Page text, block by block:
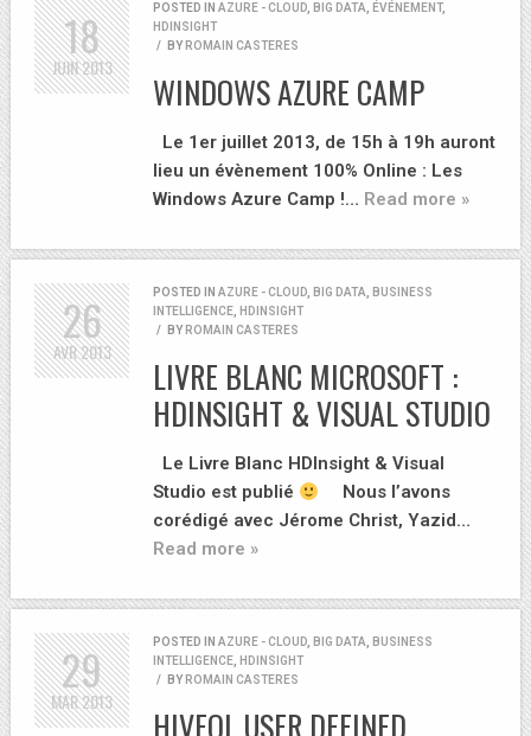
POSTED IN AZURE - CLOUD, BIG DATA, ÉVÉNEMENT ,
HDINSIGHT
/
BY ROMAIN CASTERES
WINDOWS AZURE CAMP
Le 1er juillet 2013, de 15h à 19h auront
lieu un évènement 100% Online : Les
Windows Azure Camp !… Read more »
18
JUIN2013
POSTED IN AZURE - CLOUD, BIG DATA, BUSINESS
INTELLIGENCE, HDINSIGHT
/
BY ROMAIN CASTERES
LIVRE BLANC MICROSOFT :
HDINSIGHT & VISUAL STUDIO
Le Livre Blanc HDInsight & Visual
Studio est publié
Nous l’avons
corédigé avec Jérome Christ, Yazid…
Read more »
26
AVR2013
POSTED IN AZURE - CLOUD, BIG DATA, BUSINESS
INTELLIGENCE, HDINSIGHT
/
BY ROMAIN CASTERES
HIVEQL USER DEFINED
29
MAR2013